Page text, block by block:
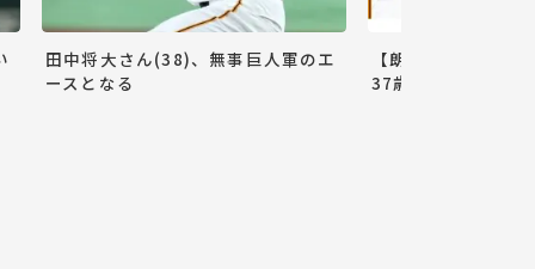
田中将大さん(38)、無事巨人軍のエ
ースとなる
【朗報】巨人小林
37歳ww